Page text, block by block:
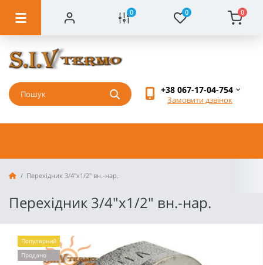
0 0 0
+38 067-17-04-754
Замовити дзвінок
Перехідник 3/4"х1/2" вн.-нар.
Перехідник 3/4"х1/2" вн.-нар.
Популярний
Продано